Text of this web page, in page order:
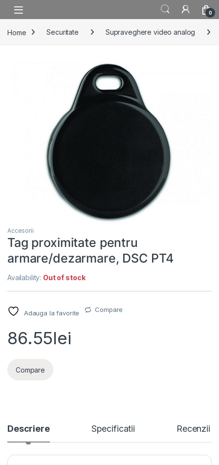
Skip to navigation
Skip to content
0
Home Securitate Supraveghere video analog
Accesorii
Tag proximitate pentru
armare/dezarmare, DSC PT4
Availability: Out of stock
Adauga la favorite Compare
86.55lei
Compare
Descriere Specificatii Recenzii